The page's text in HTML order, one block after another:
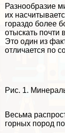
Разнообразие
их
гораздо более
отыскать почти
Это один из
отличается по
Рис. 1.
Весьма
горных пород